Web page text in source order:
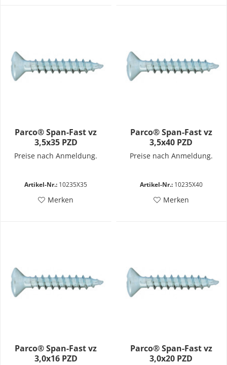
Parco® Span-Fast vz
3,5x35 PZD
Preise nach Anmeldung.
Artikel-Nr.: 10235X35
Merken
Parco® Span-Fast vz
3,5x40 PZD
Preise nach Anmeldung.
Artikel-Nr.:10235X40
Merken
Parco® Span-Fast vz
3,0x16 PZD
Parco® Span-Fast vz
3,0x20 PZD